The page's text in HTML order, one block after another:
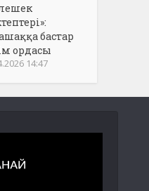
бастар
ордасы
14:47